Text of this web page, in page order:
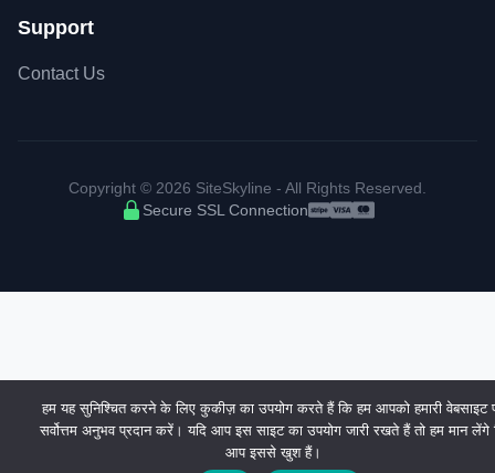
Support
Contact Us
Copyright © 2026 SiteSkyline - All Rights Reserved.
Secure SSL Connection
Accepted payment
हम यह सुनिश्चित करने के लिए कुकीज़ का उपयोग करते हैं कि हम आपको हमारी वेबसाइट
सर्वोत्तम अनुभव प्रदान करें। यदि आप इस साइट का उपयोग जारी रखते हैं तो हम मान लेंगे
आप इससे खुश हैं।